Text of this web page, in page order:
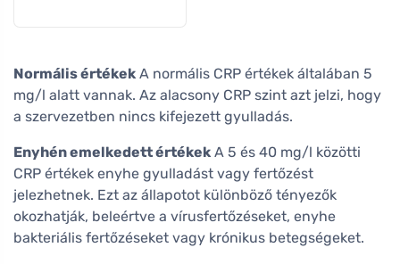
Normális értékek A normális CRP értékek általában 5
mg/l alatt vannak. Az alacsony CRP szint azt jelzi, hogy
a szervezetben nincs kifejezett gyulladás.
Enyhén emelkedett értékek A 5 és 40 mg/l közötti
CRP értékek enyhe gyulladást vagy fertőzést
jelezhetnek. Ezt az állapotot különböző tényezők
okozhatják, beleértve a vírusfertőzéseket, enyhe
bakteriális fertőzéseket vagy krónikus betegségeket.